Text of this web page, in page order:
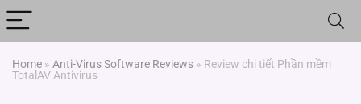
Home » Anti-Virus Software Reviews » Review chi tiết Phần mềm
TotalAV Antivirus